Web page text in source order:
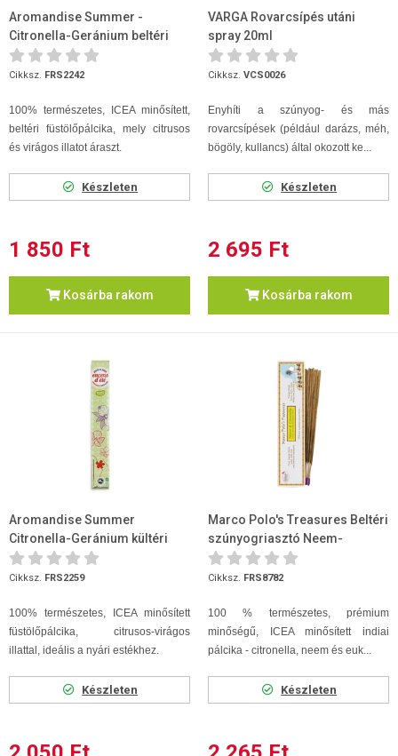
Aromandise Summer -
Citronella-Geránium beltéri
füstölőpálcika- 12 db/csomag
Cikksz. FRS2242
100% természetes, ICEA minősített,
beltéri füstölőpálcika, mely citrusos
és virágos illatot áraszt.
Készleten
1 850 Ft
Kosárba rakom
VARGA Rovarcsípés utáni
spray 20ml
Cikksz. VCS0026
Enyhíti a szúnyog- és más
rovarcsípések (például darázs, méh,
bögöly, kullancs) által okozott ke...
Készleten
2 695 Ft
Kosárba rakom
Aromandise Summer
Citronella-Geránium kültéri
füstölőpálcika 40 cm 3 szál/...
Cikksz. FRS2259
100% természetes, ICEA minősített
füstölőpálcika, citrusos-virágos
illattal, ideális a nyári estékhez.
Készleten
Marco Polo's Treasures Beltéri
szúnyogriasztó Neem-
citronella 10 db/csomag
Cikksz. FRS8782
100 % természetes, prémium
minőségű, ICEA minősített indiai
pálcika - citronella, neem és euk...
Készleten